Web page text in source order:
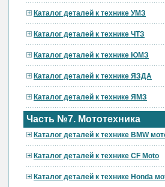
Каталог деталей к технике УМЗ
Каталог деталей к технике ЧТЗ
Каталог деталей к технике ЮМЗ
Каталог деталей к технике ЯЗДА
Каталог деталей к технике ЯМЗ
Часть №7. Мототехника
Каталог деталей к технике BMW
Каталог деталей к технике CF Moto
Каталог деталей к технике Honda